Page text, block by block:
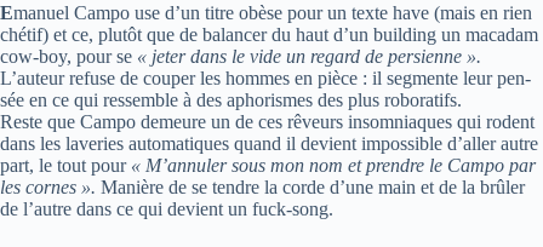
Emanuel Campo use d’un titre obèse pour un texte have (mais en rien
ché­tif) et ce, plu­tôt que de balan­cer du haut d’un buil­ding un maca­dam
cow-boy, pour se « jeter dans le vide un regard de per­sienne ».
L’auteur refuse de cou­per les hommes en pièce : il seg­mente leur pen­
sée en ce qui res­semble à des apho­rismes des plus robo­ra­tifs.
Reste que Campo demeure un de ces rêveurs insom­niaques qui rodent
dans les lave­ries auto­ma­tiques quand il devient impos­sible d’aller autre
part, le tout pour « M’annuler sous mon nom et prendre le Campo par
les cornes ». Manière de se tendre la corde d’une main et de la brû­ler
de l’autre dans ce qui devient un fuck-song.